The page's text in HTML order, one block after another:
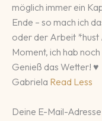
möglich immer ein
Ende – so mach ich
oder der Arbeit *hust
Moment, ich hab
Genieß das Wetter! ♥
Gabriela Read Less
Deine E-Mail-